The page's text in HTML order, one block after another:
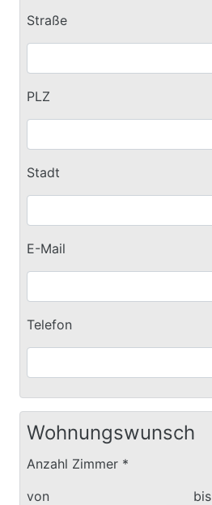
Straße
PLZ
Stadt
E-Mail
Telefon
Wohnungswunsch
Anzahl Zimmer *
von
bis